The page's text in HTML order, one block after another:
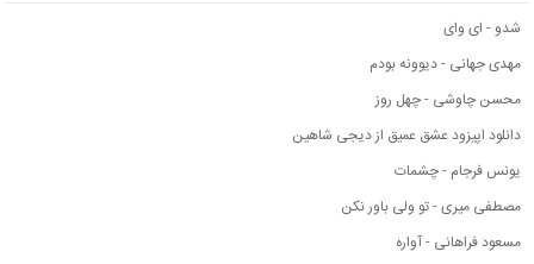
شدو - ای وای
مهدی جهانی - دیوونه بودم
محسن چاوشی - چهل روز
دانلود اپیزود عشق عمیق از دیجی شاهین
یونس فرجام - چشمات
مصطفی میری - تو ولی باور نکن
مسعود فراهانی - آواره